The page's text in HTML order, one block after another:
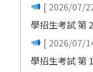
[ 2026/07/
學招生考試 第
[ 2026/07/
學招生考試 第